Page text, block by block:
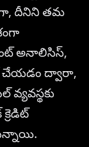
దీనిని తమ
అనాలిసిస్,
చేయడం ద్వారా,
వ్యవస్థకు